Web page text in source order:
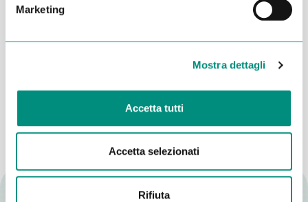
Marketing
Mostra dettagli
Accetta tutti
Accetta selezionati
Rifiuta
INVIA